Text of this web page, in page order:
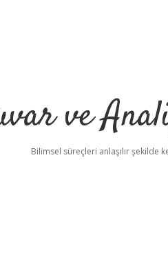
ve
Bilimsel süreçleri anlaşılır şekilde